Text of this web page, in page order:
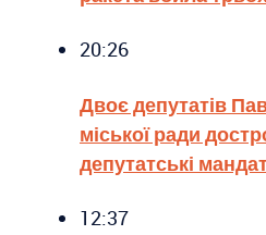
20:26
Двоє депутатів
міської ради
депутатські
12:37